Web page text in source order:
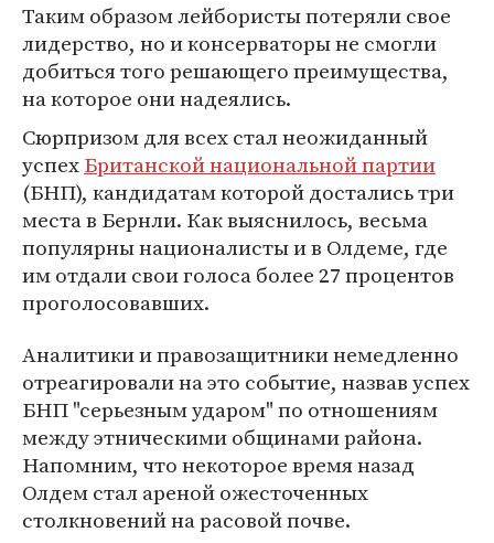
Таким образом лейбористы потеряли свое
лидерство, но и консерваторы не смогли
добиться того решающего преимущества,
на которое они надеялись.
Сюрпризом для всех стал неожиданный
успехБританской национальной партии
(БНП), кандидатам которой достались три
места в Бернли. Как выяснилось, весьма
популярны националисты и в Олдеме, где
им отдали свои голоса более 27 процентов
проголосовавших.
Аналитики и правозащитники немедленно
отреагировали на это событие, назвав успех
БНП "серьезным ударом" по отношениям
между этническими общинами района.
Напомним, что некоторое время назад
Олдем стал ареной ожесточенных
столкновений на расовой почве.